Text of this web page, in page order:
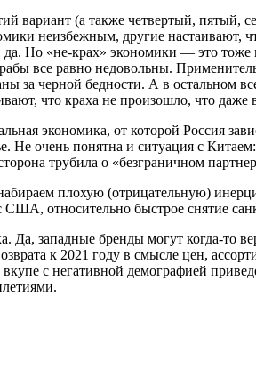
вариант (а также четвертый, пятый,
неизбежным, другие настаивают,
да. Но «не-крах» экономики — это
рабы все равно недовольны.
за черной бедности. А в
что краха не произошло, что даже
экономика, от которой Россия
Не очень понятна и ситуация с
трубила о «безграничном
плохую (отрицательную)
США, относительно быстрое снятие
западные бренды могут когда-то
к 2021 году в смысле цен,
вкупе с негативной демографией